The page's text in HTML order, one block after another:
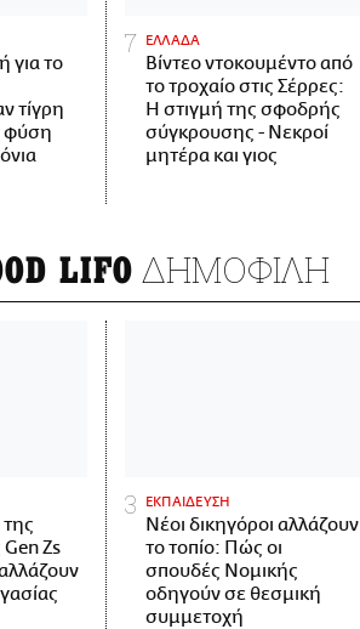
για το
τίγρη
φύση
ΕΛΛΑΔΑ
Βίντεο ντοκουμέντο από
το τροχαίο στις Σέρρες:
Η στιγμή της σφοδρής
σύγκρουσης - Νεκροί
μητέρα και γιος
LIFO ΔΗΜΟΦΙΛΗ
της
Zs
ΕΚΠΑΙΔΕΥΣΗ
Νέοι δικηγόροι αλλάζουν
το τοπίο: Πώς οι
σπουδές Νομικής
οδηγούν σε θεσμική
συμμετοχή